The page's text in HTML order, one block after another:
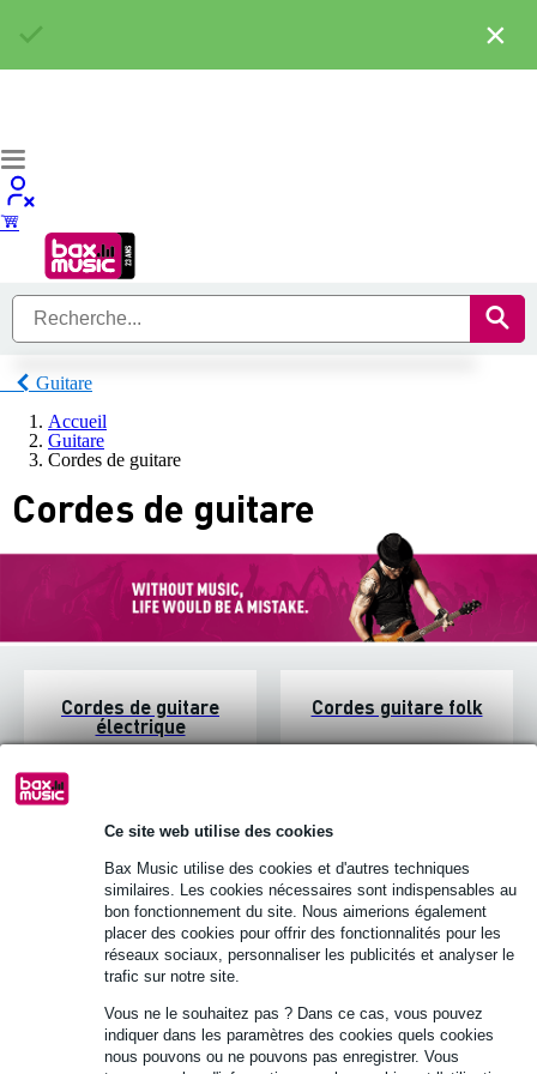
Ce site web utilise des cookies
Bax Music utilise des cookies et d'autres techniques
similaires. Les cookies nécessaires sont indispensables au
bon fonctionnement du site. Nous aimerions également
placer des cookies pour offrir des fonctionnalités pour les
réseaux sociaux, personnaliser les publicités et analyser le
trafic sur notre site.
Vous ne le souhaitez pas ? Dans ce cas, vous pouvez
indiquer dans les paramètres des cookies quels cookies
nous pouvons ou ne pouvons pas enregistrer. Vous
Guitare
Accueil
Guitare
Cordes de guitare
Cordes de guitare
Cordes de guitare
électrique
Cordes guitare folk
Cordes guitare
classique
Cordes Dobro
×